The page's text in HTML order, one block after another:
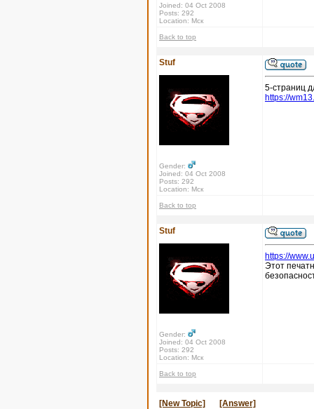
Joined: 04 Oct 2008
Posts: 292
Location: Мск
Back to top
Stuf
Gender:
Joined: 04 Oct 2008
Posts: 292
Location: Мск
5-страниц
https://
Back to top
Stuf
Gender:
Joined: 04 Oct 2008
Posts: 292
Location: Мск
https://
Этот
Back to top
[New Topic] [Answer]